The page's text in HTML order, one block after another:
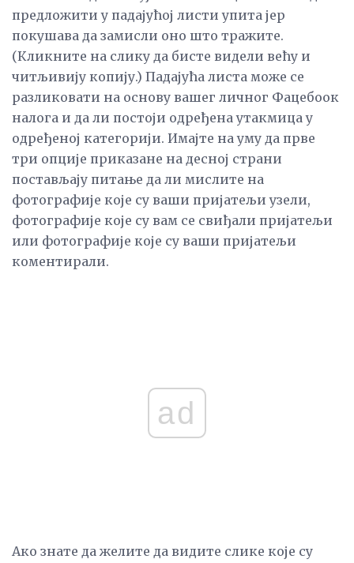
предложити у падајућој листи упита јер
покушава да замисли оно што тражите.
(Кликните на слику да бисте видели већу и
читљивију копију.) Падајућа листа може се
разликовати на основу вашег личног Фацебоок
налога и да ли постоји одређена утакмица у
одређеној категорији. Имајте на уму да прве
три опције приказане на десној страни
постављају питање да ли мислите на
фотографије које су ваши пријатељи узели,
фотографије које су вам се свиђали пријатељи
или фотографије које су ваши пријатељи
коментирали.
ad
Ако знате да желите да видите слике које су